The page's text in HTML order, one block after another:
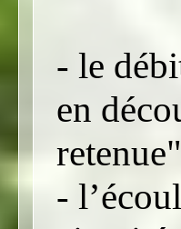
- le
en
-